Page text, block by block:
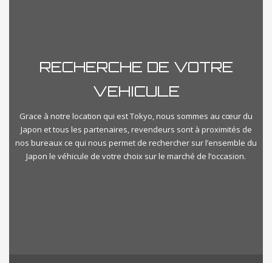
Kilometrage
Km500 Km350000
RECHERCHE DE VOTRE
VEHICULE
Grace à notre location qui est Tokyo, nous sommes au cœur du
Japon et tous les partenaires, revendeurs sont à proximités de
nos bureaux ce qui nous permet de rechercher sur l’ensemble du
Japon le véhicule de votre choix sur le marché de l’occasion.